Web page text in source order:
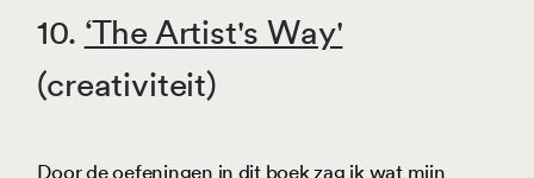
10. ‘The Artist's Way'
(creativiteit)
Door de oefeningen in dit boek zag ik wat mijn